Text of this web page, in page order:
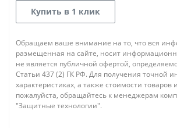
Купить в 1 клик
Обращаем ваше внимание на то, что вся
размещенная на сайте, носит
не является публичной офертой,
Статьи 437 (2) ГК РФ. Для получения точной
характеристиках, а также стоимости товаров и
пожалуйста, обращайтесь к менеджерам
"Защитные технологии".